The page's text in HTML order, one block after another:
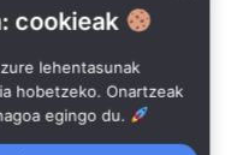
duzun erreserba-
eta ondoren
cookieak
lehentasunak
hobetzeko. Onartzeak
egingo du.